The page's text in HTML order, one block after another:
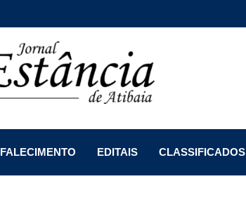
FALECIMENTO EDITAIS CLASSIFICADOS